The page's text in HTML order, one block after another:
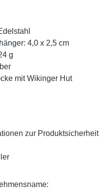
4,0 x 2,5 cm
g
mit Wikinger Hut
zur